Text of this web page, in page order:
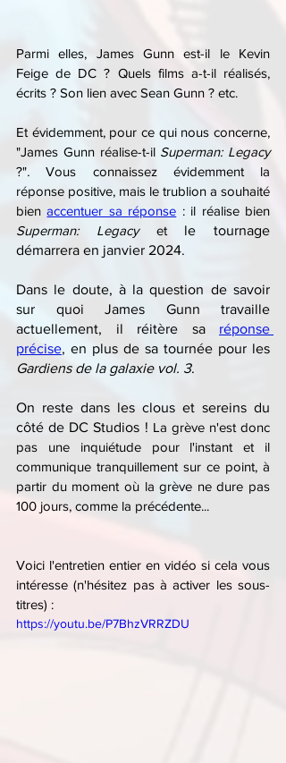
Parmi elles, James Gunn est-il le Kevin
Feige de DC ? Quels films a-t-il réalisés,
écrits ? Son lien avec Sean Gunn ? etc.
Et évidemment, pour ce qui nous concerne,
"James Gunn réalise-t-il
Superman: Legacy
?". Vous connaissez évidemment la
réponse positive, mais le trublion a souhaité
bien accentuer sa réponse
Superman: Legacy et le tournage
démarrera en janvier 2024.
Dans le doute, à la question de savoir
sur quoi James Gunn travaille
actuellement, il réitère sa réponse
précise
Gardiens de la galaxie vol. 3.
On reste dans les clous et sereins du
côté de DC Studios ! La grève n'est donc
pas une inquiétude pour l'instant et il
communique tranquillement sur ce point, à
partir du moment où la grève ne dure pas
100 jours, comme la précédente...
Voici l'entretien entier en vidéo si cela vous
intéresse (n'hésitez pas à activer les sous-
titres) :
https://youtu.be/P7BhzVRRZDU